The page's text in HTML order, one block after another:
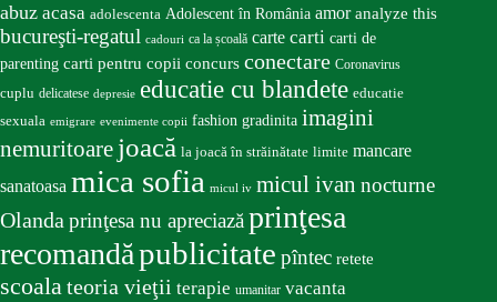
abuz acasa adolescenta Adolescent în România amor analyze this
bucureşti-regatul cadouri ca la școală carte carti carti de
parenting carti pentru copii concurs conectare Coronavirus
cuplu delicatese depresie educatie cu blandete educatie
sexuala emigrare evenimente copii fashion gradinita imagini
nemuritoare joacă la joacă în străinătate limite mancare
sanatoasa mica sofia micul iv micul ivan nocturne
Olandaprinţesa nu apreciazăprinţesa
recomandăpublicitate pîntec retete
scoalateoria vieţii terapie umanitar vacanta